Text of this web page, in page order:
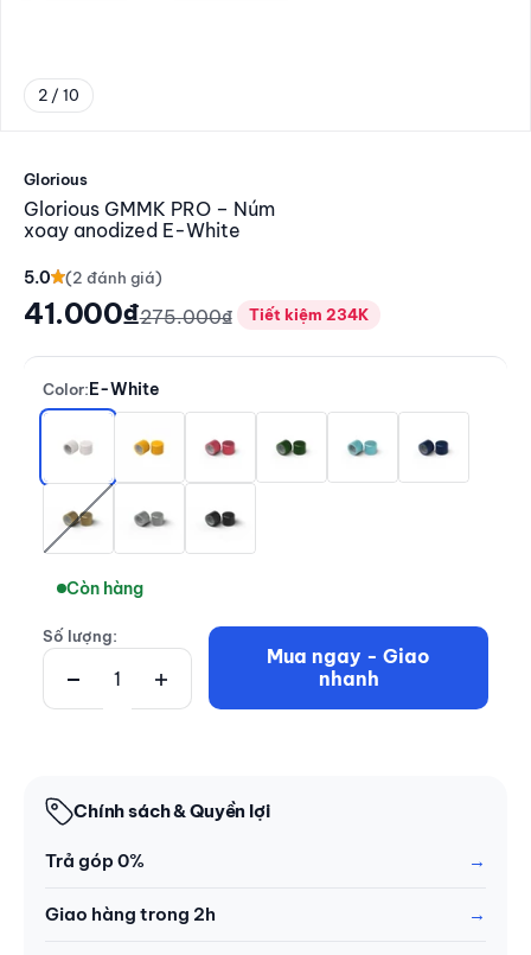
Đến mục 2
2 / 10
Glorious
Glorious GMMK PRO – Núm
xoay anodized E-White
Giá giảm
41.000₫Giá thông thường
275.000₫ Tiết kiệm 234K
5.0
Color:E-White
Còn hàng
Số lượng:
Mua ngay - Giao
nhanh
Chính sách & Quyền lợi
Trả góp 0%
Giao hàng trong 2h